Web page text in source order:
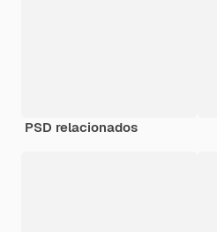
PSD relacionados